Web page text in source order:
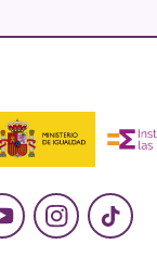
YoutubeInstagram
TikTok